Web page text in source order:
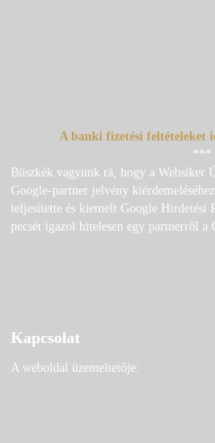
A banki fizetési feltételeket
***
Büszkék vagyunk rá, hogy a Websiker
Google-partner jelvény
teljesítette és kiemelt Google Hirdetési
pecsét igazol hitelesen egy partnerről a
Kapcsolat
A weboldal üzemeltetője: